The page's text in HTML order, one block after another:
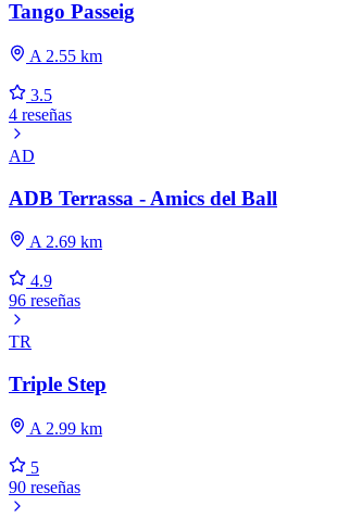
Tango Passeig
A 2.55 km
3.5
4 reseñas
AD
ADB Terrassa - Amics del Ball
A 2.69 km
4.9
96 reseñas
TR
Triple Step
A 2.99 km
5
90 reseñas